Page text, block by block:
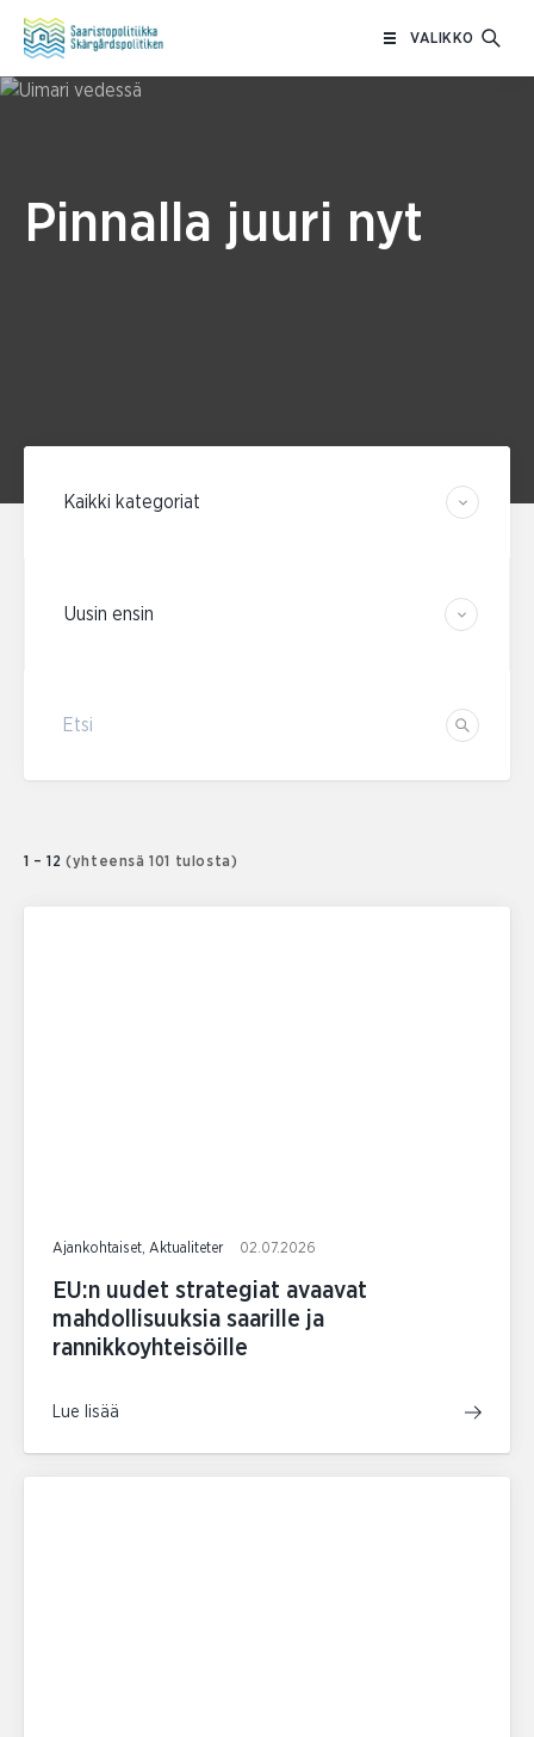
VALIKKO
Pinnalla juuri nyt
Etsi
1 – 12 (yhteensä 101 tulosta)
Ajankohtaiset, Aktualiteter 02.07.2026
EU:n uudet strategiat avaavat
mahdollisuuksia saarille ja
rannikkoyhteisöille
Lue lisää